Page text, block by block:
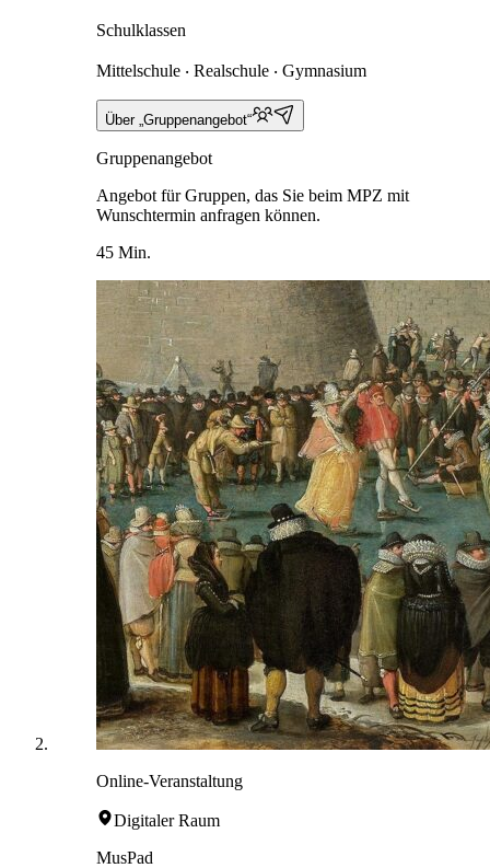
Schulklassen
Mittelschule ‧ Realschule ‧ Gymnasium
Über „Gruppenangebot“
Gruppenangebot
Angebot für Gruppen, das Sie beim MPZ mit
Wunschtermin anfragen können.
45 Min.
Online-Veranstaltung
Digitaler Raum
MusPad